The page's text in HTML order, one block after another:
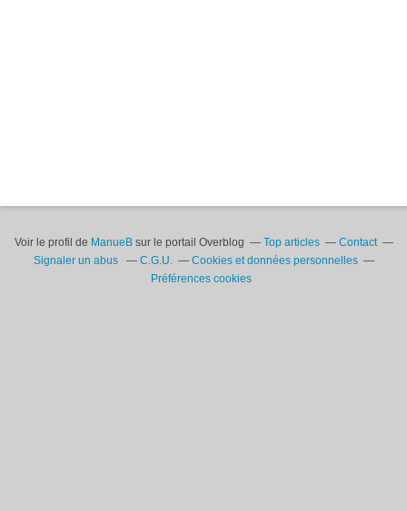
Voir le profil de ManueBsur le portail Overblog Top articles
Contact
Signaler un abus
C.G.U.
Cookies et données personnelles
Préférences cookies